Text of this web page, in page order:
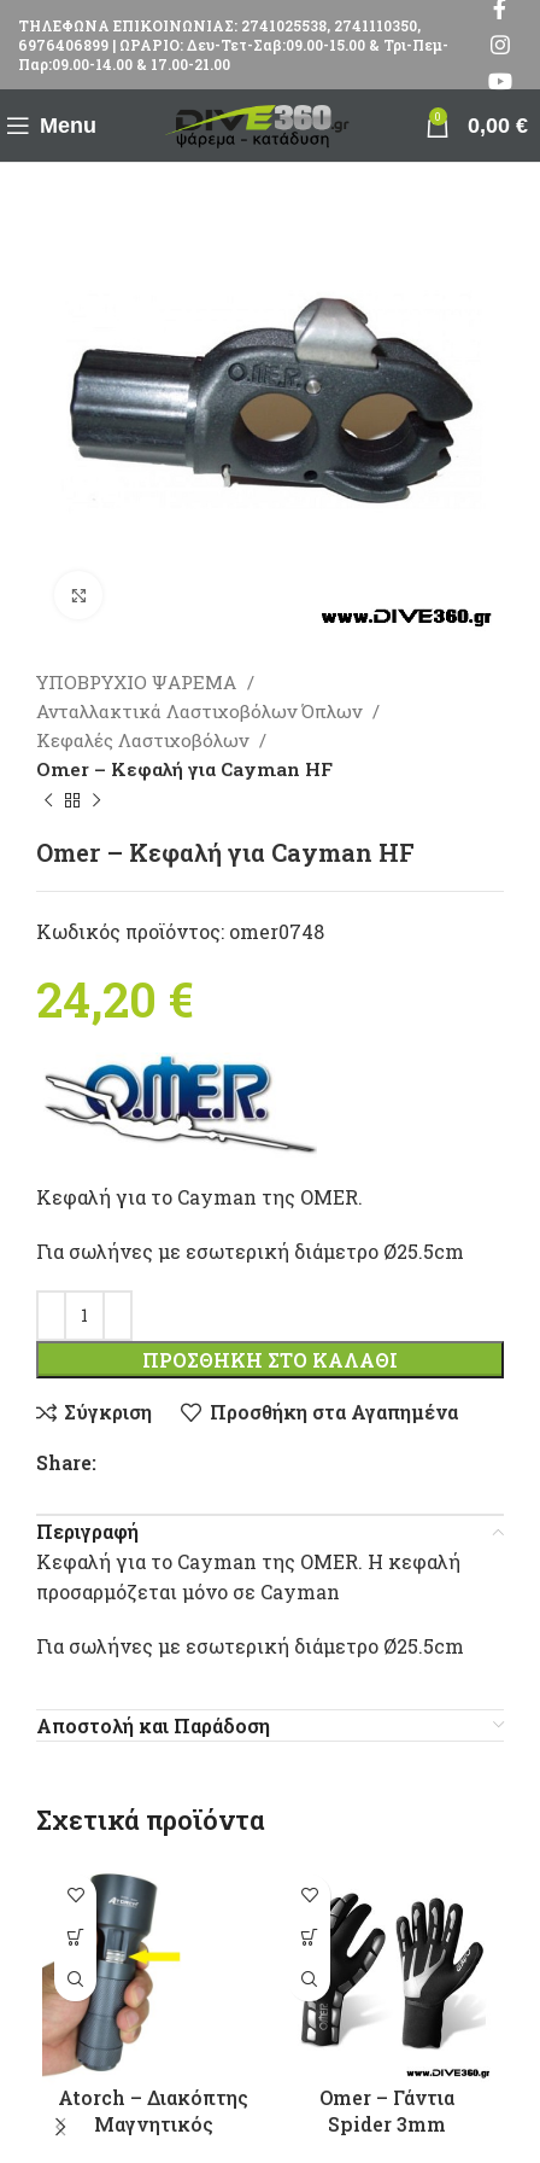
ΤΗΛΕΦΩΝΑ ΕΠΙΚΟΙΝΩΝΙΑΣ: 2741025538, 2741110350,
6976406899 | ΩΡΑΡΙΟ: Δευ-Τετ-Σαβ:09.00-15.00 & Τρι-Πεμ-
Παρ:09.00-14.00 & 17.00-21.00
Menu 0 0,00 €
ΥΠΟΒΡΥΧΙΟ ΨΑΡΕΜΑ
Ανταλλακτικά Λαστιχοβόλων Όπλων
Κεφαλές Λαστιχοβόλων
Omer – Κεφαλή για Cayman HF
Omer – Κεφαλή για Cayman HF
Κωδικός προϊόντος: omer0748
24,20 €
Κεφαλή για το Cayman της OMER.
Για σωλήνες με εσωτερική διάμετρο Ø25.5cm
ΠΡΟΣΘΉΚΗ ΣΤΟ ΚΑΛΆΘΙ
Σύγκριση
Προσθήκη στα Αγαπημένα
Share:
Περιγραφή
Κεφαλή για το Cayman της OMER. Η κεφαλή
προσαρμόζεται μόνο σε Cayman
Για σωλήνες με εσωτερική διάμετρο Ø25.5cm
Αποστολή και Παράδοση
Σχετικά προϊόντα
Atorch – Διακόπτης
Μαγνητικός
Omer – Γάντια
Spider 3mm
Αυτό το
προϊόν έχει
πολλαπλές
παραλλαγές.
Οι επιλογές
επιλεγούν
στη σελίδα
του